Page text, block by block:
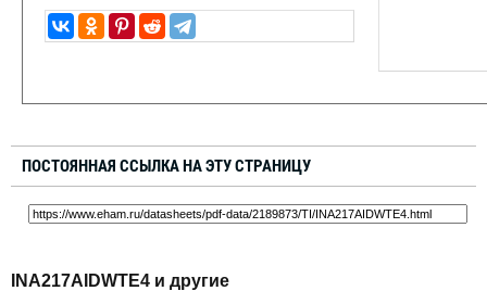
ПОСТОЯННАЯ ССЫЛКА НА ЭТУ СТРАНИЦУ
INA217AIDWTE4 и другие